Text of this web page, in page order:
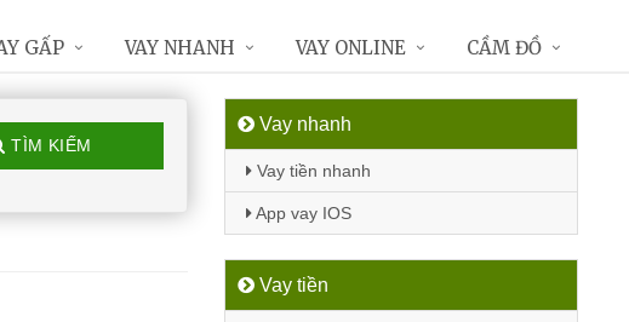
TÌM KIẾM
Vay nhanh
Vay tiền nhanh
App vay IOS
Vay tiền
GẤP VAY NHANH VAY ONLINE CẦM ĐỒ